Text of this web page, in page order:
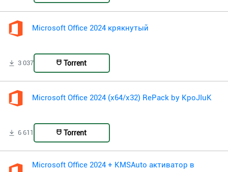
Microsoft Office 2024 крякнутый
3 037 Torrent
Microsoft Office 2024 (x64/x32) RePack by KpoJIuK
6 611 Torrent
Microsoft Office 2024 + KMSAuto активатор в